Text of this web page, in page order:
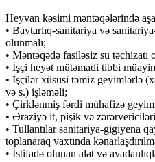
Heyvan kəsimi məntəqələrində
• Baytarlıq-sanitariya və
olunmalı;
• Məntəqədə fasiləsiz su təchizatı
• İşçi heyət mütəmadi tibbi
• İşçilər xüsusi təmiz geyimlərlə
və s.) işləməli;
• Çirklənmiş fərdi mühafizə
• Əraziyə it, pişik və
• Tullantılar sanitariya-gigiyena
toplanaraq vaxtında
• İstifadə olunan alət və